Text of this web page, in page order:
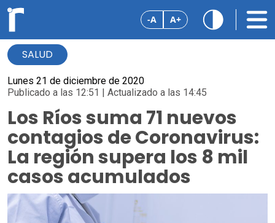
-A A+
SALUD
Lunes 21 de diciembre de 2020
Publicado a las 12:51 | Actualizado a las 14:45
Los Ríos suma 71 nuevos
contagios de Coronavirus:
La región supera los 8 mil
casos acumulados